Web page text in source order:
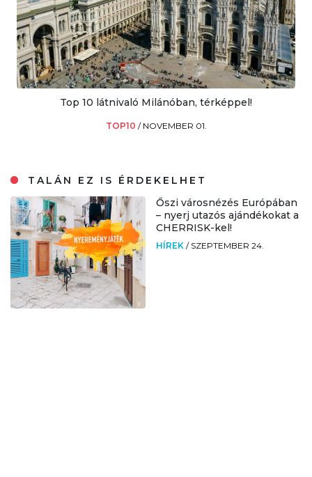
Top 10 látnivaló Milánóban, térképpel!
TOP10 / NOVEMBER 01.
TALÁN EZ IS ÉRDEKELHET
Őszi városnézés Európában
– nyerj utazós ajándékokat a
CHERRISK-kel!
HÍREK / SZEPTEMBER 24.